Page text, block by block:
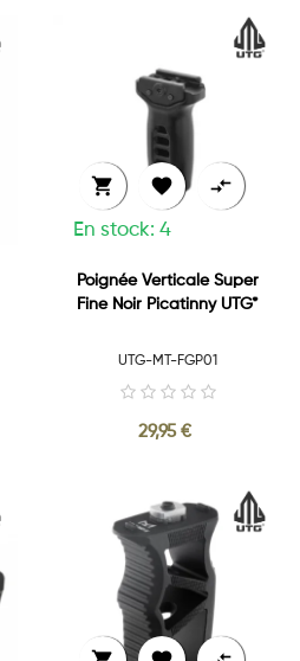
En stock: 4
  
Poignée Verticale Super
Fine Noir Picatinny UTG*
UTG-MT-FGP01
29,95 €